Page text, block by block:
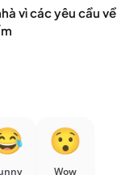
vì các yêu cầu về
Wow